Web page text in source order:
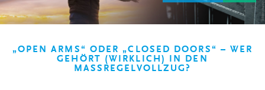
„OPEN ARMS“ ODER „CLOSED DOORS“ – WER
GEHÖRT (WIRKLICH) IN DEN
MASSREGELVOLLZUG?